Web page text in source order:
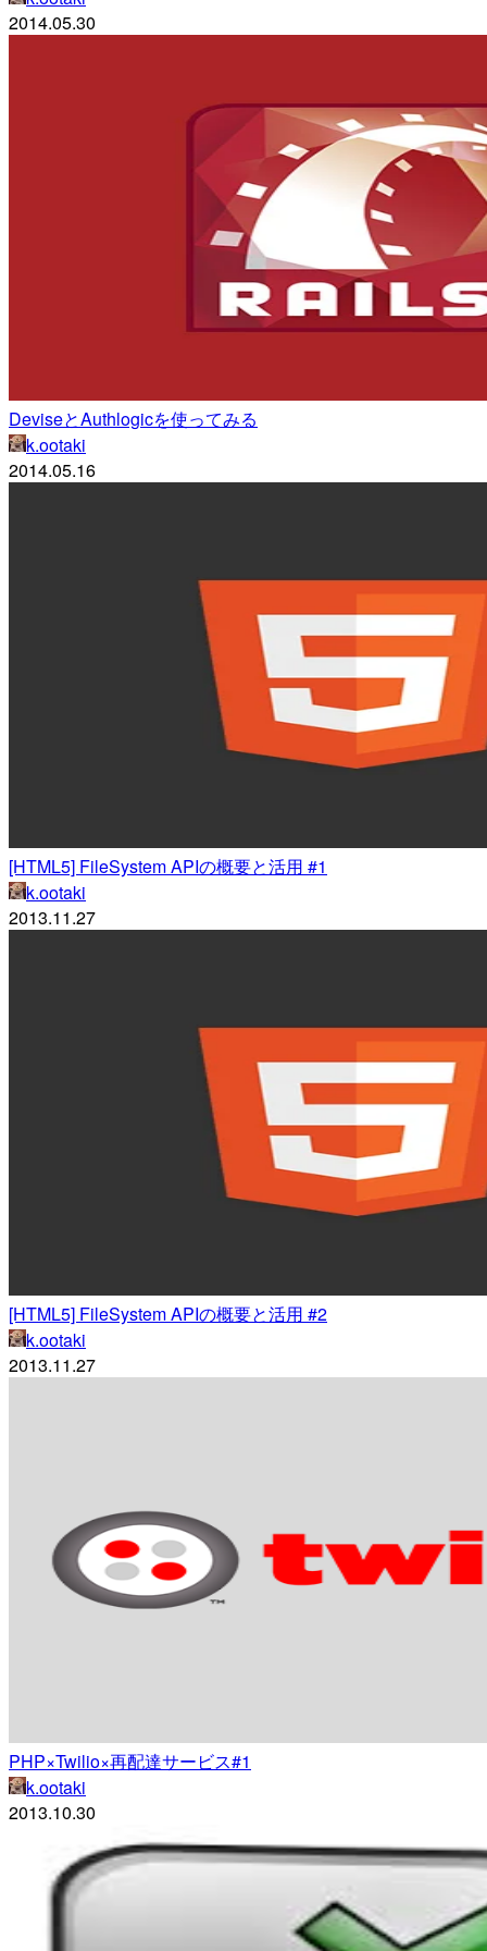
2014.05.30
DeviseとAuthlogicを使ってみる
k.ootaki
2014.05.16
[HTML5] FileSystem APIの概要と活用 #1
k.ootaki
2013.11.27
[HTML5] FileSystem APIの概要と活用 #2
k.ootaki
2013.11.27
PHP×Twilio×再配達サービス#1
k.ootaki
2013.10.30